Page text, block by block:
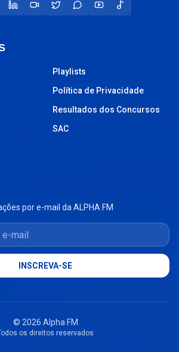
Playlists
Política de Privacidade
Resultados dos Concursos
SAC
por e-mail da ALPHA FM
INSCREVA-SE
© 2026 Alpha FM
os direitos reservados